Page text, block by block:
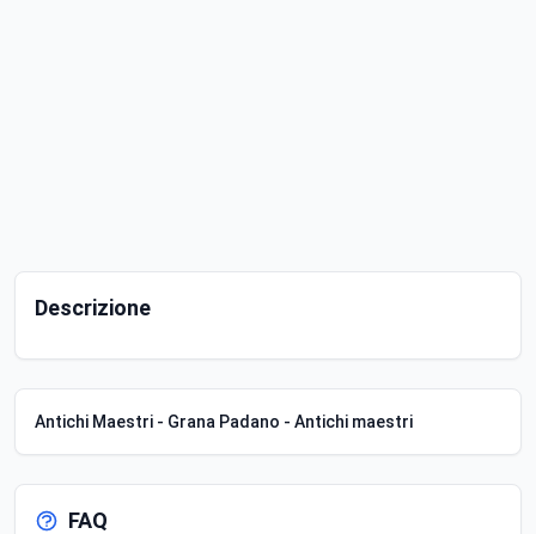
Descrizione
Antichi Maestri - Grana Padano - Antichi maestri
FAQ